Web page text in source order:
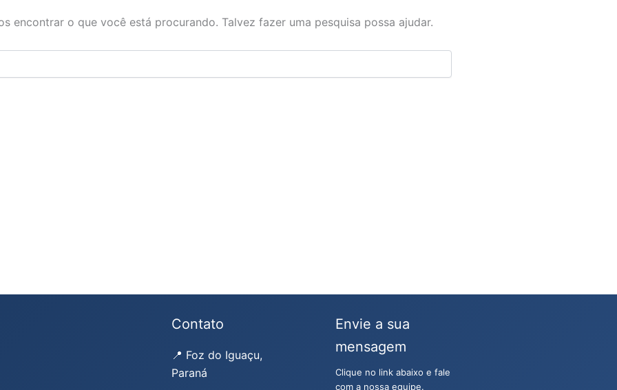
encontrar o que você está procurando. Talvez fazer uma pesquisa possa ajudar.
Contato
📍 Foz do Iguaçu,
Paraná
Envie a sua
mensagem
Clique no link abaixo e fale
com a nossa equipe.